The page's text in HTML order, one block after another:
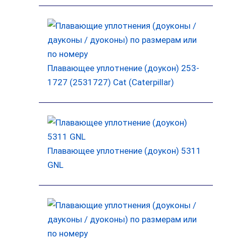
Плавающее уплотнение (доукон) 253-
1727 (2531727) Cat (Caterpillar)
Плавающее уплотнение (доукон) 5311
GNL